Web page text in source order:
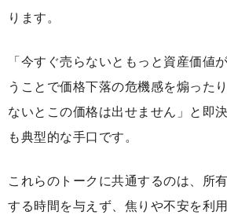
ります。
「今すぐ売らないともっと資産価値
うことで価格下落の危機感を煽った
ないとこの価格は出せません」と即
も典型的な手口です。
これらのトークに共通するのは、所
する時間を与えず、焦りや不安を利